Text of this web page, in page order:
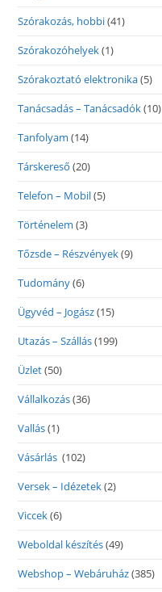
Szórakozás, hobbi(41)
Szórakozóhelyek(1)
Szórakoztató elektronika(5)
Tanácsadás – Tanácsadók(10)
Tanfolyam (14)
Társkereső (20)
Telefon – Mobil(5)
Történelem (3)
Tőzsde – Részvények(9)
Tudomány(6)
Ügyvéd – Jogász(15)
Utazás – Szállás(199)
Üzlet(50)
Vállalkozás(36)
Vallás(1)
Vásárlás (102)
Versek – Idézetek(2)
Viccek(6)
Weboldal készítés(49)
Webshop – Webáruház(385)